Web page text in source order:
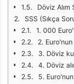
Döviz Alım
SSS (Sıkça
1. 000 Euro'yu
2. Euro'nun
3. Döviz
4. Döviz alım
5.